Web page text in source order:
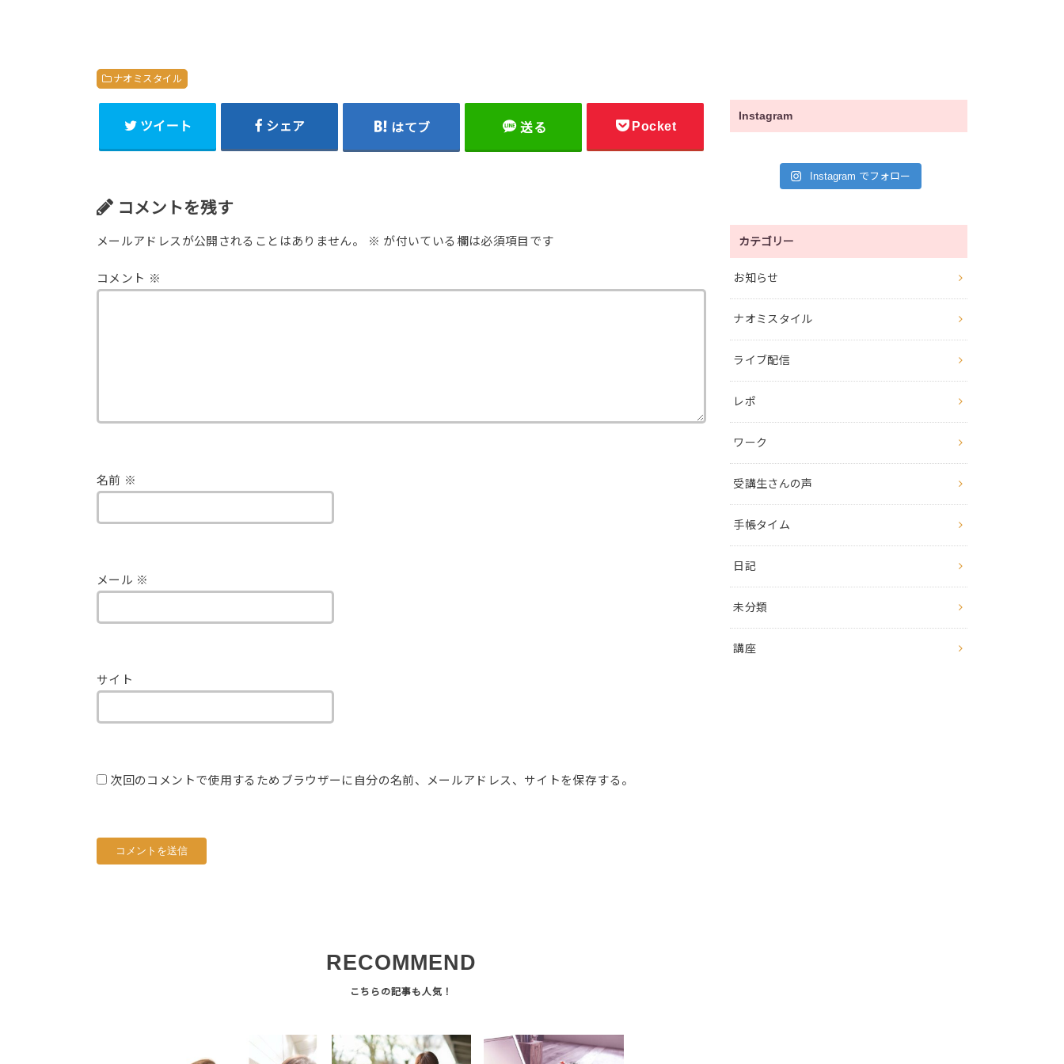
ナオミスタイル
ツイート シェア はてブ 送る Pocket
コメントを残す
メールアドレスが公開されることはありません。 ※ が付いている欄は必須項目です
コメント ※
名前 ※
メール ※
サイト
次回のコメントで使用するためブラウザーに自分の名前、メールアドレス、サイトを保存する。
RECOMMEND
Instagram
Instagram でフォロー
カテゴリー
お知らせ
ナオミスタイル
ライブ配信
レポ
ワーク
受講生さんの声
手帳タイム
日記
未分類
講座